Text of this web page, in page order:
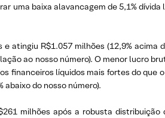
uma baixa alavancagem de 5,1%
R$1.057 milhões (12,9% acima
ao nosso número). O menor lucro
financeiros líquidos mais fortes do que
abaixo do nosso número).
milhões após a robusta